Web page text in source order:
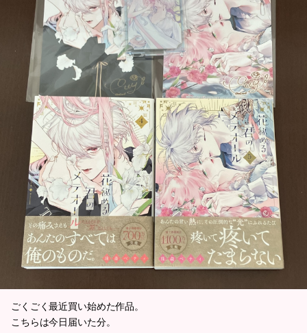
ごくごく最近買い始めた作品。
こちらは今日届いた分。